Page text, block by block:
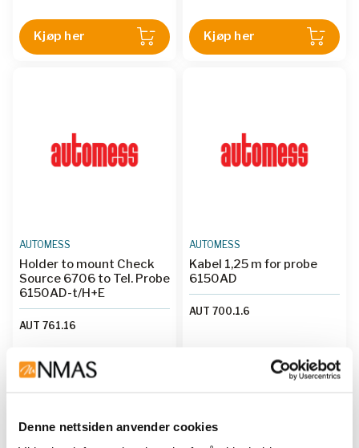
Denne nettsiden anvender cookies
Kjøp her Kjøp her
AUTOMESS
Holder to mount Check
Source 6706 to Tel. Probe
6150AD-t/H+E
AUT 761.16
Kjøp her
AUTOMESS
Kabel 1,25 m for probe
6150AD
AUT 700.1.6